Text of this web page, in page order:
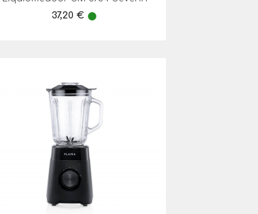
Preço
37,20 € lens
Vista Rápida